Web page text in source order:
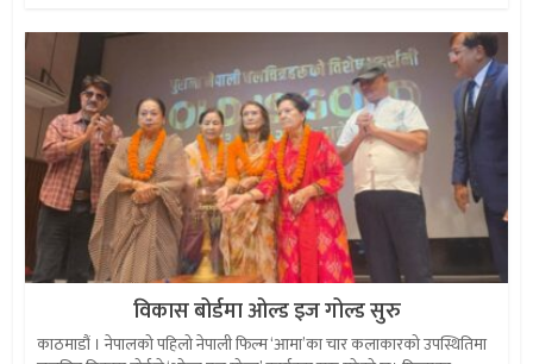
विकास बोर्डमा ओल्ड इज गोल्ड सुरु
काठमाडौं । नेपालको पहिलो नेपाली फिल्म ‘आमा’का चार कलाकारको उपस्थितिमा